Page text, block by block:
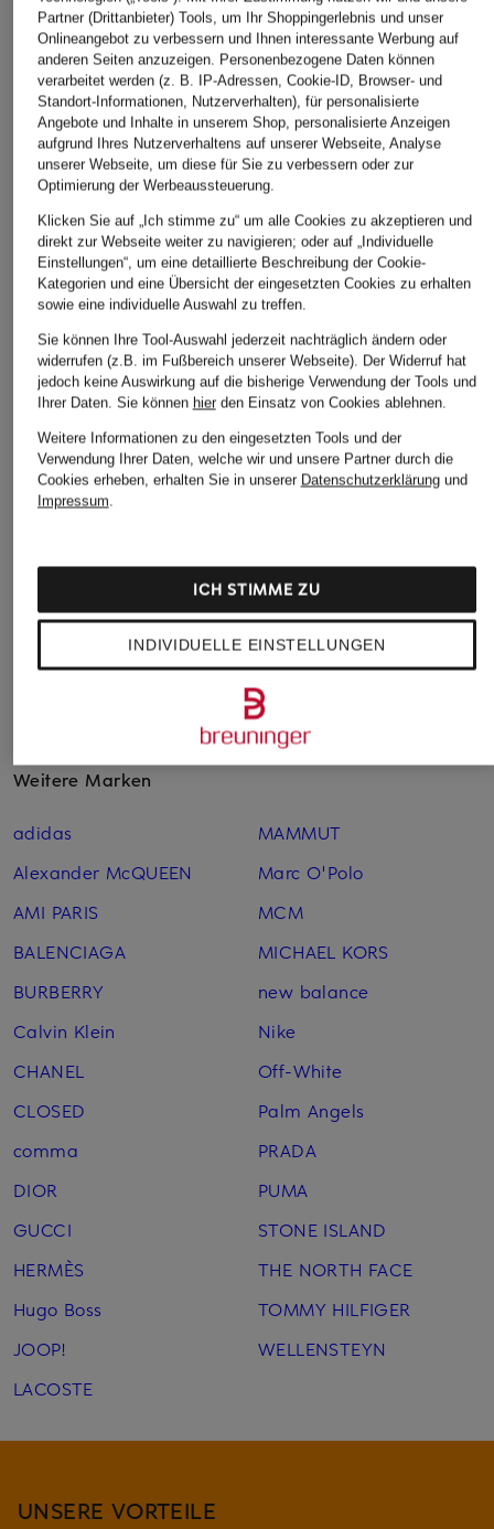
+Aktionsrabatt
VICTORIA BECKHAM
Abendkleid
599 €
Bestpreis:509,15 €
Ursprünglich:1.150 €
+Aktionsrabatt
SIMKHAI
Cocktailkleid CALLY
390 €
Bestpreis:331,50 €
Ursprünglich:580 €
ETRO
Jerseykleid
Wickeloptik
Bestpreis:
Weitere Kategorien
VERSACE Sale
Weitere Marken
adidas
Alexander McQUEEN
AMI PARIS
BALENCIAGA
BURBERRY
Calvin Klein
CHANEL
CLOSED
comma
DIOR
GUCCI
HERMÈS
Hugo Boss
JOOP!
LACOSTE
MAMMUT
Marc O'Polo
MCM
MICHAEL KORS
new balance
Nike
Off-White
Palm Angels
PRADA
PUMA
STONE ISLAND
THE NORTH FACE
TOMMY HILFIGER
WELLENSTEYN
UNSERE VORTEILE
Partner (Drittanbieter) Tools, um Ihr Shoppingerlebnis und unser
Onlineangebot zu verbessern und Ihnen interessante Werbung auf
anderen Seiten anzuzeigen. Personenbezogene Daten können
verarbeitet werden (z. B. IP-Adressen, Cookie-ID, Browser- und
Standort-Informationen, Nutzerverhalten), für personalisierte
Angebote und Inhalte in unserem Shop, personalisierte Anzeigen
aufgrund Ihres Nutzerverhaltens auf unserer Webseite, Analyse
unserer Webseite, um diese für Sie zu verbessern oder zur
Optimierung der Werbeaussteuerung.
Klicken Sie auf „Ich stimme zu“ um alle Cookies zu akzeptieren und
direkt zur Webseite weiter zu navigieren; oder auf „Individuelle
Einstellungen“, um eine detaillierte Beschreibung der Cookie-
Kategorien und eine Übersicht der eingesetzten Cookies zu erhalten
sowie eine individuelle Auswahl zu treffen.
Sie können Ihre Tool-Auswahl jederzeit nachträglich ändern oder
widerrufen (z.B. im Fußbereich unserer Webseite). Der Widerruf hat
jedoch keine Auswirkung auf die bisherige Verwendung der Tools und
Ihrer Daten. Sie können hierden Einsatz von Cookies ablehnen.
Weitere Informationen zu den eingesetzten Tools und der
Verwendung Ihrer Daten, welche wir und unsere Partner durch die
Cookies erheben, erhalten Sie in unserer Datenschutzerklärungund
Impressum.
INDIVIDUELLE EINSTELLUNGEN
ICH STIMME ZU